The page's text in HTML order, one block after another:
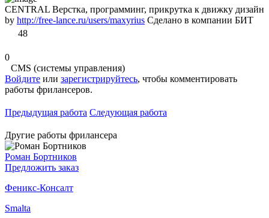
CENTRAL Верстка, программинг, прикрутка к движку дизайн
by http://free-lance.ru/users/maxyrius Сделано в компании БИТ
48
0
CMS (системы управления)
Войдите или зарегистрируйтесь, чтобы комментировать
работы фрилансеров.
Предыдущая работа Следующая работа
Другие работы фрилансера
Роман Бортников
Предложить заказ
Феникс-Консалт
Smalta